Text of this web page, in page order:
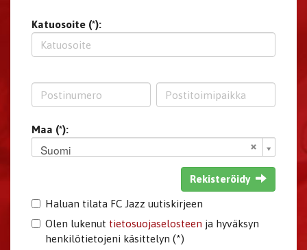
Katuosoite (*):
Maa (*):
Suomi
Rekisteröidy
Haluan tilata FC Jazz uutiskirjeen
Olen lukenut tietosuojaselosteen ja hyväksyn
henkilötietojeni käsittelyn (*)